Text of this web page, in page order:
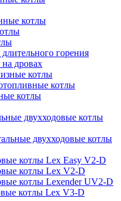
котлы
горения
дровах
котлы
котлы
котлы
двухходовые котлы
двухходовые котлы
котлы Lex Easy V2-D
котлы Lex V2-D
котлы Lexender UV2-D
котлы Lex V3-D